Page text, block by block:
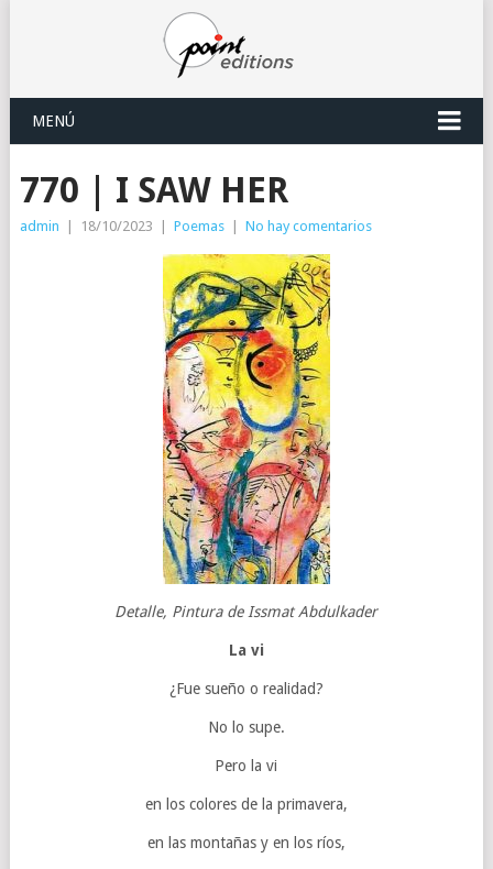
MENÚ
770 | I SAW HER
admin 18/10/2023 Poemas No hay comentarios
Detalle, Pintura de Issmat Abdulkader
La vi
¿Fue sueño o realidad?
No lo supe.
Pero la vi
en los colores de la primavera,
en las montañas y en los ríos,